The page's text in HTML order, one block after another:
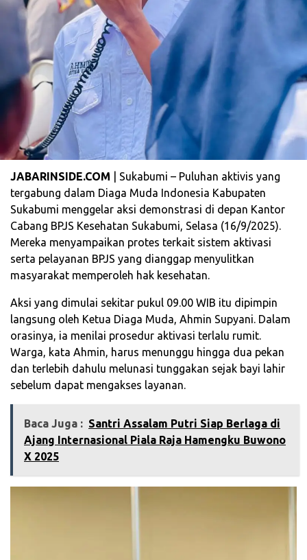
JABARINSIDE.COM | Sukabumi – Puluhan aktivis yang
tergabung dalam Diaga Muda Indonesia Kabupaten
Sukabumi menggelar aksi demonstrasi di depan Kantor
Cabang BPJS Kesehatan Sukabumi, Selasa (16/9/2025).
Mereka menyampaikan protes terkait sistem aktivasi
serta pelayanan BPJS yang dianggap menyulitkan
masyarakat memperoleh hak kesehatan.
Aksi yang dimulai sekitar pukul 09.00 WIB itu dipimpin
langsung oleh Ketua Diaga Muda, Ahmin Supyani. Dalam
orasinya, ia menilai prosedur aktivasi terlalu rumit.
Warga, kata Ahmin, harus menunggu hingga dua pekan
dan terlebih dahulu melunasi tunggakan sejak bayi lahir
sebelum dapat mengakses layanan.
Baca Juga : ‎Santri Assalam Putri Siap Berlaga di
Ajang Internasional Piala Raja Hamengku Buwono
X 2025‎